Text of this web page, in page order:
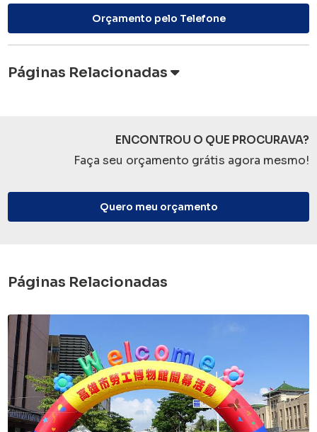
Orçamento pelo Telefone
Páginas Relacionadas
ENCONTROU O QUE PROCURAVA?
Faça seu orçamento grátis agora mesmo!
Quero meu orçamento
Páginas Relacionadas